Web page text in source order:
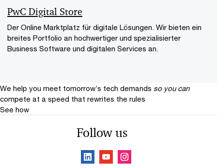
PwC Digital Store
Der Online Marktplatz für digitale Lösungen. Wir bieten ein
breites Portfolio an hochwertiger und spezialisierter
Business Software und digitalen Services an.
We help you meet tomorrow’s tech demands so you can
compete at a speed that rewrites the rules
See how
Follow us